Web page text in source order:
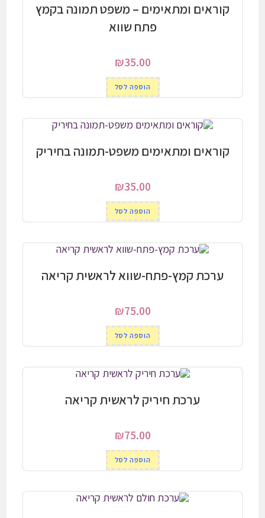
קוראים ומתאימים – משפט תמונה בקמץ
פתח שווא
₪35.00
הוספה לסל
קוראים ומתאימים משפט-תמונה בחיריק
₪35.00
הוספה לסל
ערכת קמץ-פתח-שווא לראשית קריאה
₪75.00
הוספה לסל
ערכת חיריק לראשית קריאה
₪75.00
הוספה לסל